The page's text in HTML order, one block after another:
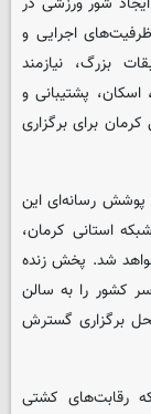
اجرایی و
بزرگ، نیازمند
پشتیبانی و
برای برگزاری
پوشش رسانه‌ای این
استانی کرمان،
شد. پخش زنده
کشور را به سالن
برگزاری گسترش
رقابت‌های کشتی